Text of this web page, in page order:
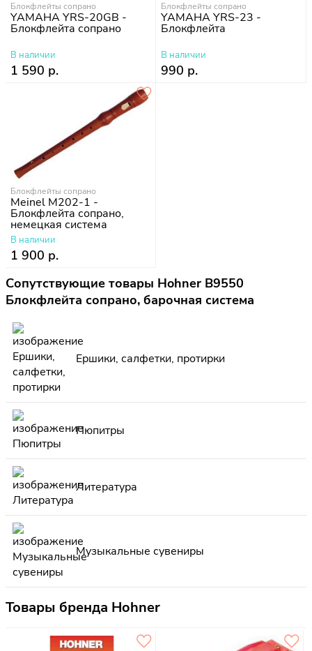
Блокфлейты сопрано
YAMAHA YRS-20GB -
Блокфлейта сопрано
В наличии
1 590 р.
Блокфлейты сопрано
YAMAHA YRS-23 -
Блокфлейта
В наличии
990 р.
Блокфлейты сопрано
Meinel M202-1 -
Блокфлейта сопрано,
немецкая система
В наличии
1 900 р.
Сопутствующие товары Hohner B9550
Блокфлейта сопрано, барочная система
Ершики, салфетки, протирки
Пюпитры
Литература
Музыкальные сувениры
Товары бренда Hohner